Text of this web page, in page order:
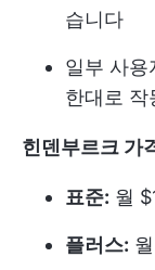
습니다
일부 사용
한대로 작
힌덴부르크 가
표준: 월
플러스: